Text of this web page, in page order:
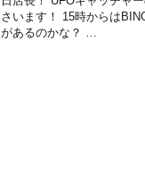
さいます！ 15時からは
があるのかな？ …